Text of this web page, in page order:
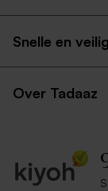
Snelle en
Over Tadaaz